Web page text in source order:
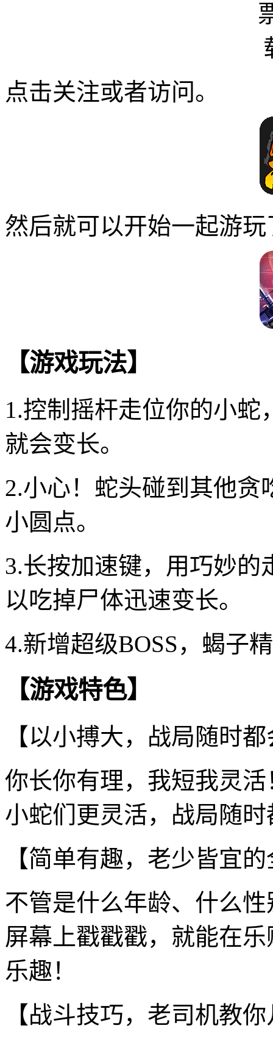
点击关注或者访问。
然后就可以开始一起游玩
【游戏玩法】
1.控制摇杆走位你的小
就会变长。
2.小心！蛇头碰到其他
小圆点。
3.长按加速键，用巧妙
以吃掉尸体迅速变长。
4.新增超级BOSS，蝎子
【游戏特色】
【以小搏大，战局随时
你长你有理，我短我灵
小蛇们更灵活，战局随
【简单有趣，老少皆宜
不管是什么年龄、什么
屏幕上戳戳戳，就能在
乐趣！
【战斗技巧，老司机教